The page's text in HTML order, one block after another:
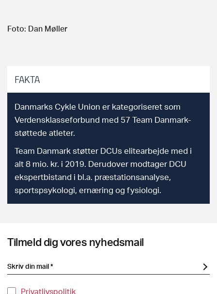
Foto: Dan Møller
FAKTA
Danmarks Cykle Union er kategoriseret som
Verdensklasseforbund med 57 Team Danmark-
støttede atleter.
Team Danmark støtter DCUs elitearbejde med i
alt 8 mio. kr. i 2019. Derudover modtager DCU
ekspertbistand i bl.a. præstationsanalyse,
sportspsykologi, ernæring og fysiologi.
Tilmeld dig vores nyhedsmail
Privatlivspolitik